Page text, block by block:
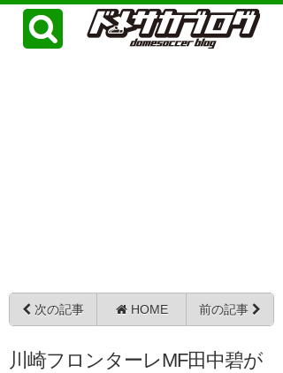
次の記事 HOME 前の記事
川崎フロンターレMF田中碧が